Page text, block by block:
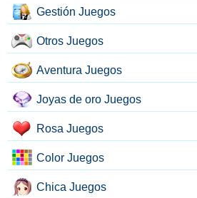
Gestión Juegos
Otros Juegos
Aventura Juegos
Joyas de oro Juegos
Rosa Juegos
Color Juegos
Chica Juegos